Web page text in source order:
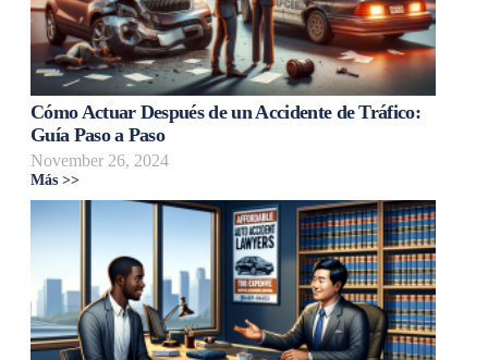
Cómo Actuar Después de un Accidente de Tráfico:
Guía Paso a Paso
November 26, 2024
Más >>